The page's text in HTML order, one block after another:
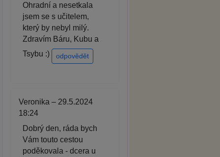
Ohradní a nesetkala
jsem se s učitelem,
který by nebyl milý.
Zdravím Báru, Kubu a
Tsybu :)
odpovědět
Veronika – 29.5.2024
18:24
Dobrý den, ráda bych
Vám touto cestou
poděkovala - dcera u